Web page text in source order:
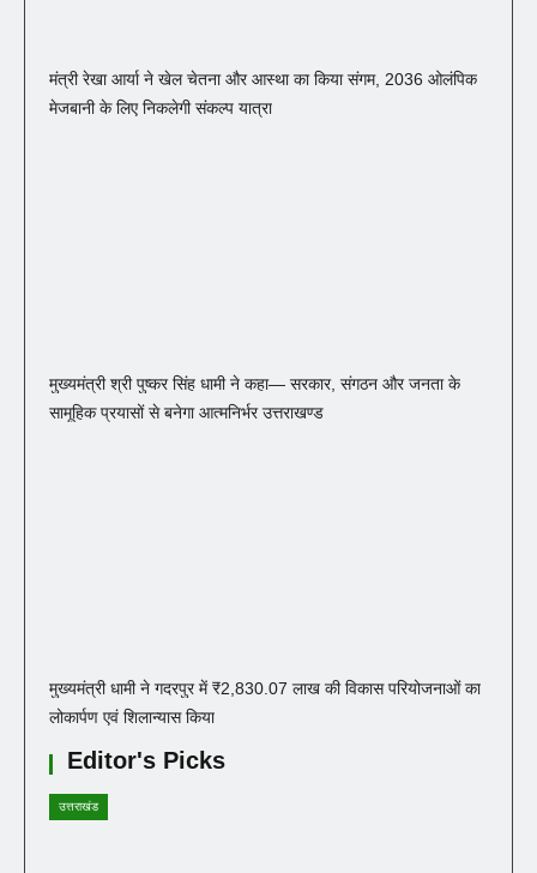
मंत्री रेखा आर्या ने खेल चेतना और आस्था का किया संगम, 2036 ओलंपिक
मेजबानी के लिए निकलेगी संकल्प यात्रा
मुख्यमंत्री श्री पुष्कर सिंह धामी ने कहा— सरकार, संगठन और जनता के
सामूहिक प्रयासों से बनेगा आत्मनिर्भर उत्तराखण्ड
मुख्यमंत्री धामी ने गदरपुर में ₹2,830.07 लाख की विकास परियोजनाओं का
लोकार्पण एवं शिलान्यास किया
Editor's Picks
उत्तराखंड